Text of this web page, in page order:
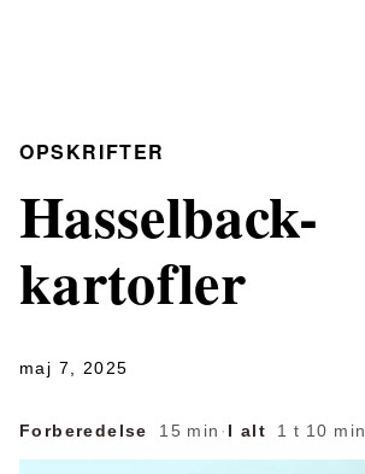
OPSKRIFTER
Hasselback-
kartofler
maj 7, 2025
Forberedelse 15 min · I alt 1 t 10 min